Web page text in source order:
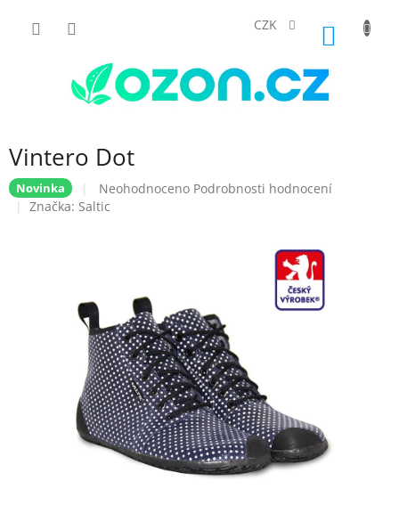
CZK
Vintero Dot
Novinka
Průměrné
hodnocení
hvězdiček.
Neohodnoceno Podrobnosti hodnocení
Značka: Saltic